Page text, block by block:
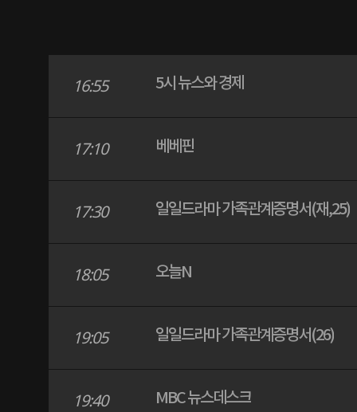
16:55 5시 뉴스와 경제
17:10 베베핀
17:30 일일드라마 가족관계증명서(재,25)
18:05 오늘N
19:05 일일드라마 가족관계증명서(26)
19:40 MBC 뉴스데스크